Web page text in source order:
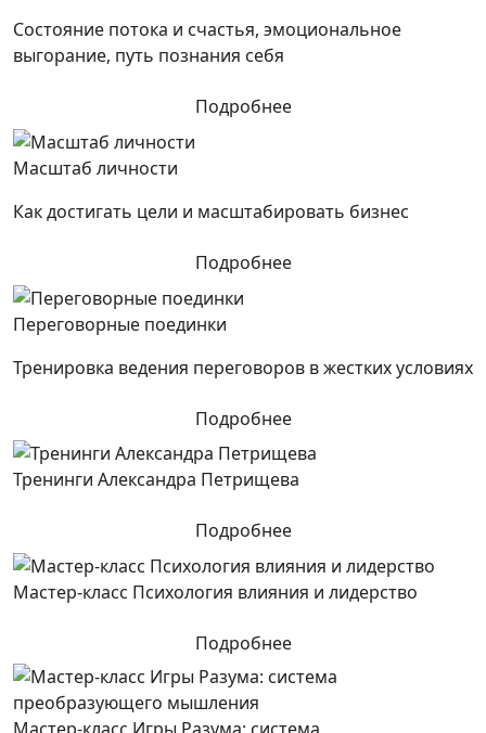
Состояние потока и счастья, эмоциональное
выгорание, путь познания себя
Подробнее
Масштаб личности
Как достигать цели и масштабировать бизнес
Подробнее
Переговорные поединки
Тренировка ведения переговоров в жестких условиях
Подробнее
Тренинги Александра Петрищева
Подробнее
Мастер-класс Психология влияния и лидерство
Подробнее